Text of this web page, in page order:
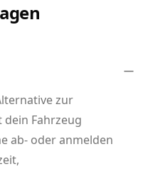
zur
dein Fahrzeug
ab- oder anmelden